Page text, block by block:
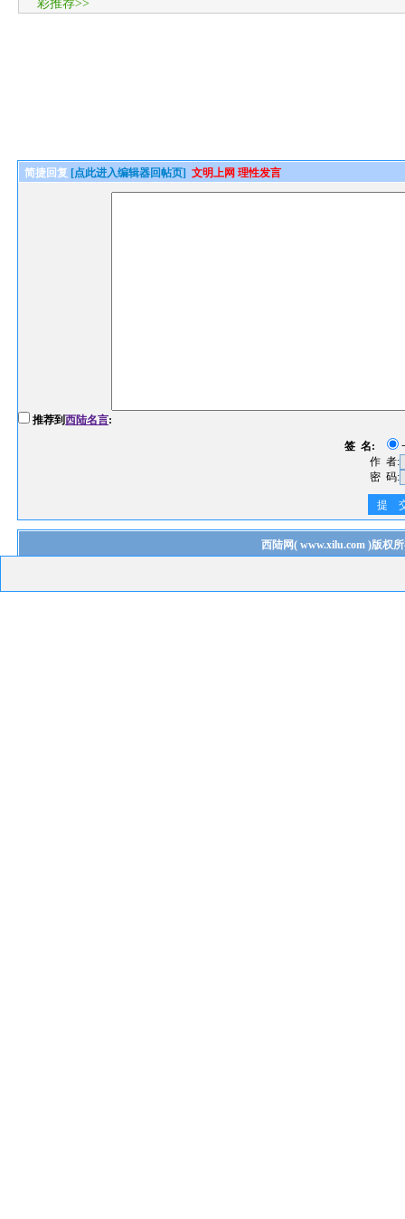
彩推荐>>
简捷回复 [点此进入编辑器回帖页] 文明上网 理性发言
推荐到西陆名言:
签 名:
作 者:
密 码:
提
西陆网( www.xilu.com)版权